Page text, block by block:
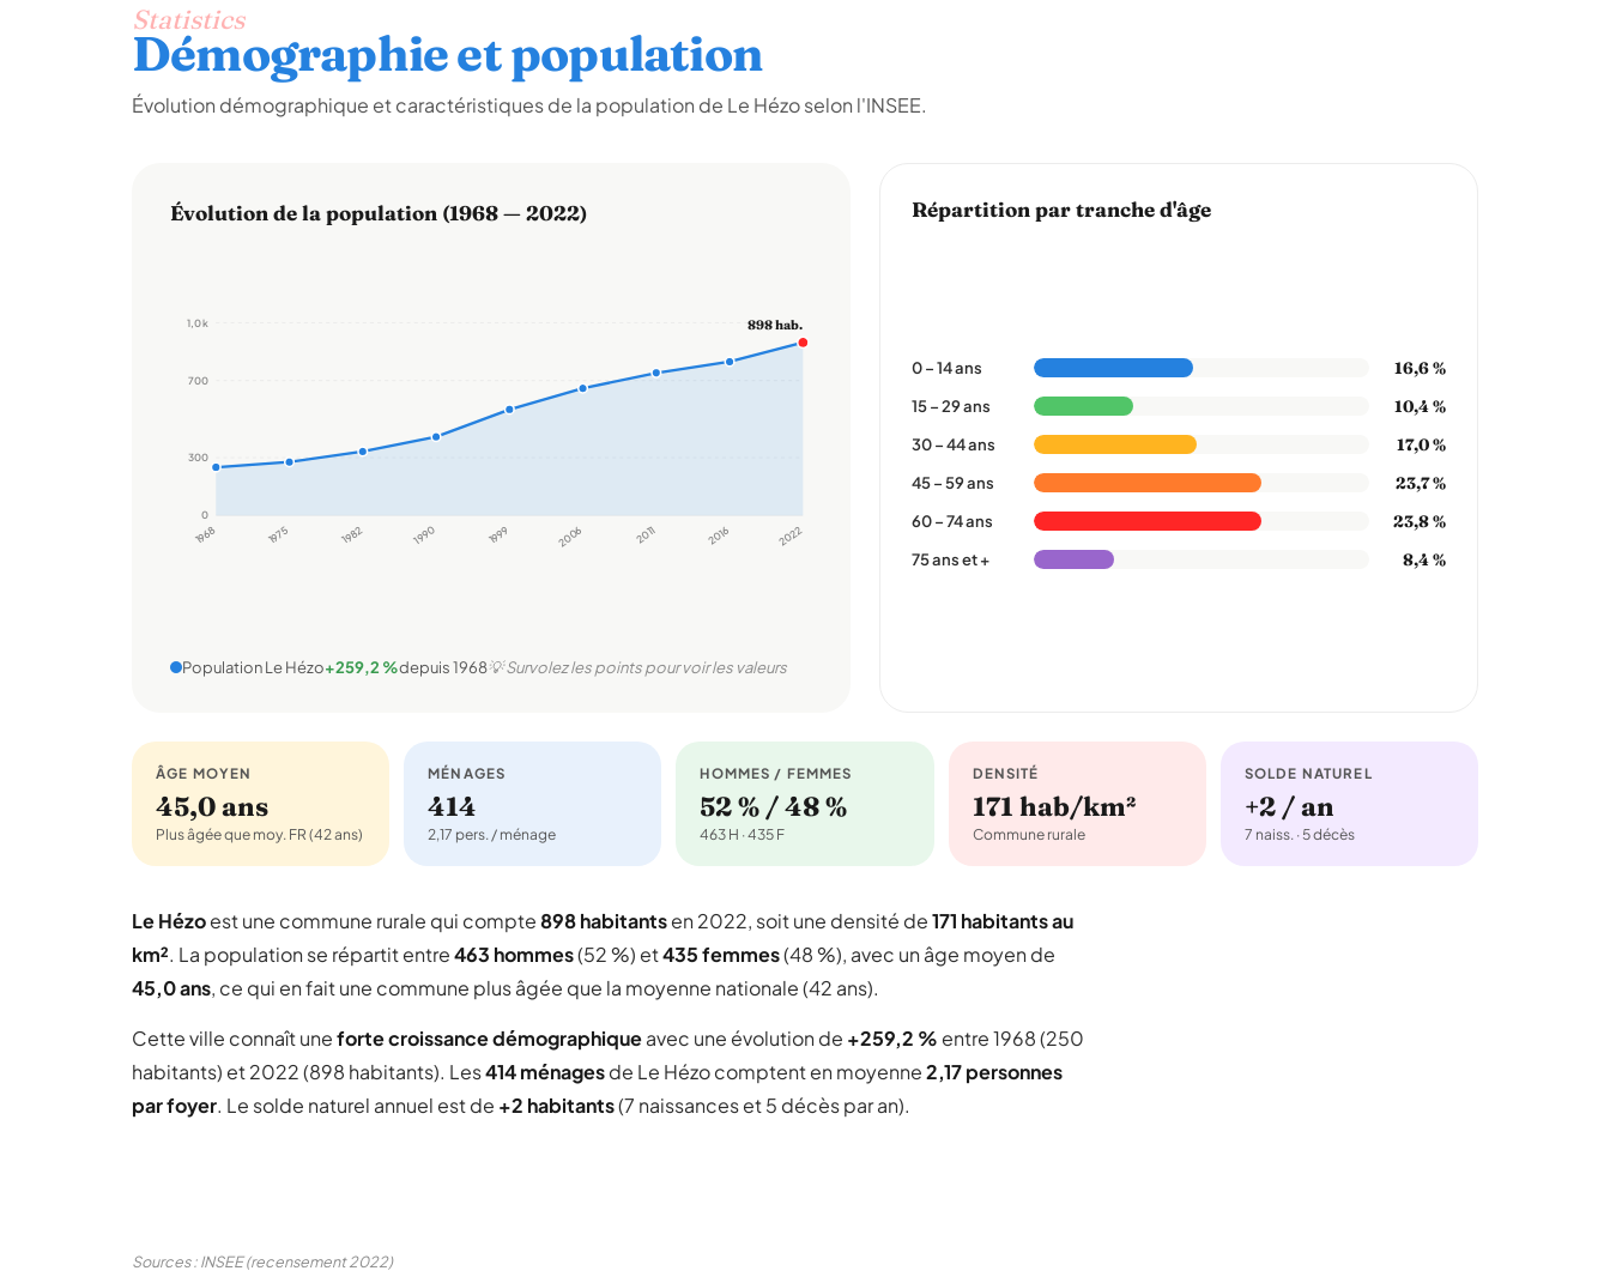
Statistics
Démographie et population
Évolution démographique et caractéristiques de la population de Le Hézo selon l'INSEE.
Évolution de la population (1968 — 2022)
0
300
700
1,0 k
1968 1975 1982 1990 1999 2006 2011 2016 2022
898 hab.
Population Le Hézo+259,2 %depuis 1968💡 Survolez les points pour voir les valeurs
Répartition par tranche d'âge
0 – 14 ans 16,6 %
15 – 29 ans 10,4 %
30 – 44 ans 17,0 %
45 – 59 ans 23,7 %
60 – 74 ans 23,8 %
75 ans et + 8,4 %
ÂGE MOYEN
45,0 ans
Plus âgée que moy. FR (42 ans)
MÉNAGES
414
2,17 pers. / ménage
HOMMES / FEMMES
52 % / 48 %
463 H · 435 F
DENSITÉ
171 hab/km²
Commune rurale
SOLDE NATUREL
+2 / an
7 naiss. · 5 décès
Le Hézoest une commune rurale qui compte898 habitantsen 2022, soit une densité de171 habitants au
km². La population se répartit entre463 hommes(52 %) et435 femmes(48 %), avec un âge moyen de
45,0 ans, ce qui en fait une commune plus âgée que la moyenne nationale (42 ans).
Cette ville connaît uneforte croissance démographiqueavec une évolution de +259,2 % entre 1968 (250
habitants) et 2022 (898 habitants). Les414 ménagesde Le Hézo comptent en moyenne2,17 personnes
par foyer. Le solde naturel annuel est de +2 habitants(7 naissances et 5 décès par an).
Sources : INSEE (recensement 2022)